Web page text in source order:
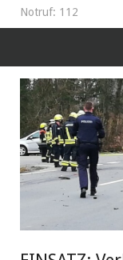
Notruf: 112